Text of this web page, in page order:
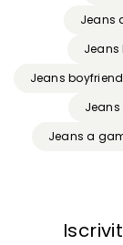
Jeans
Jeans
Jeans
Jeans
Jeans a